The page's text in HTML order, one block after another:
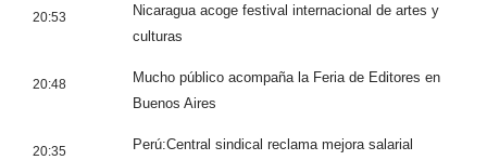
20:53
Nicaragua acoge festival internacional de artes y
culturas
20:48
Mucho público acompaña la Feria de Editores en
Buenos Aires
20:35
Perú:Central sindical reclama mejora salarial